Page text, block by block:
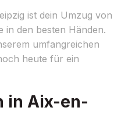
ist dein Umzug von
in den besten Händen.
umfangreichen
heute für ein
in Aix-en-